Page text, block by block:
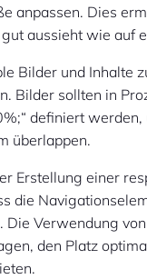
anpassen. Dies
aussieht wie auf
Bilder und Inhalte
Bilder sollten in
definiert
überlappen.
Erstellung einer
die
Verwendung
den Platz